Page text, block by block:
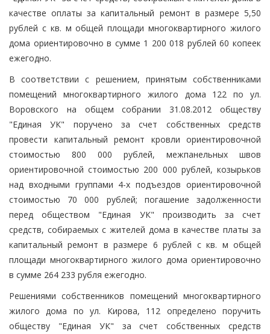
качестве оплаты за капитальный ремонт в размере 5,50
рублей с кв. м общей площади многоквартирного жилого
дома ориентировочно в сумме 1 200 018 рублей 60 копеек
ежегодно.
В соответствии с решением, принятым собственниками
помещений многоквартирного жилого дома 122 по ул.
Воровского на общем собрании 31.08.2012 обществу
"Единая УК" поручено за счет собственных средств
провести капитальный ремонт кровли ориентировочной
стоимостью 800 000 рублей, межпанельных швов
ориентировочной стоимостью 200 000 рублей, козырьков
над входными группами 4-х подъездов ориентировочной
стоимостью 70 000 рублей; погашение задолженности
перед обществом "Единая УК" производить за счет
средств, собираемых с жителей дома в качестве платы за
капитальный ремонт в размере 6 рублей с кв. м общей
площади многоквартирного жилого дома ориентировочно
в сумме 264 233 рубля ежегодно.
Решениями собственников помещений многоквартирного
жилого дома по ул. Кирова, 112 определено поручить
обществу "Единая УК" за счет собственных средств